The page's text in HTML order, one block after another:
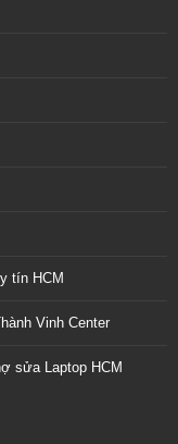
tín HCM
Vinh Center
sửa Laptop HCM